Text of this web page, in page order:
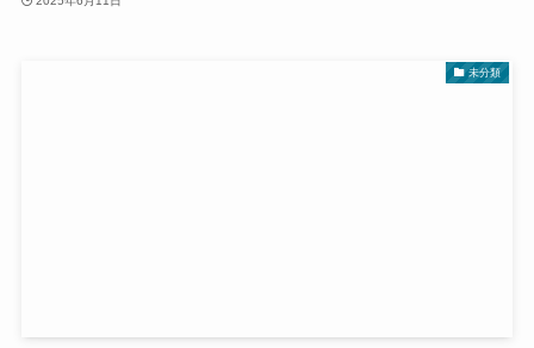
未分類